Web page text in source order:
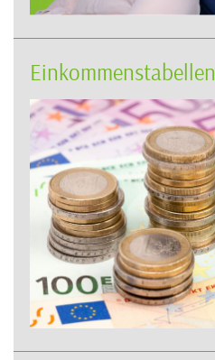
Einkommenstabellen